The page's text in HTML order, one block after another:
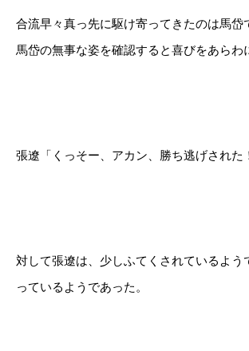
合流早々真っ先に駆け寄ってきたのは馬岱
馬岱の無事な姿を確認すると喜びをあらわ
張遼「くっそー、アカン、勝ち逃げされた
対して張遼は、少しふてくされているよう
っているようであった。